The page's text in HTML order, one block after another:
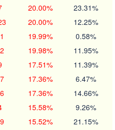
20.00% 23.31%
20.00% 12.25%
19.99% 0.58%
19.98% 11.95%
17.51% 11.39%
17.36% 6.47%
17.36% 14.66%
15.58% 9.26%
15.52% 21.15%